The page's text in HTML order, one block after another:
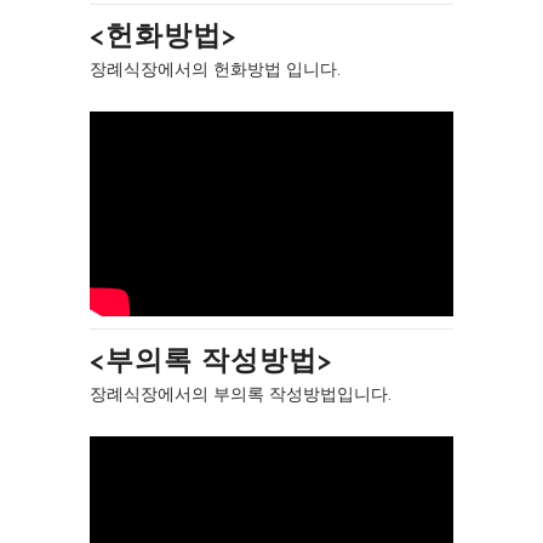
<헌화방법>
장례식장에서의 헌화방법 입니다.
<부의록 작성방법>
장례식장에서의 부의록 작성방법입니다.